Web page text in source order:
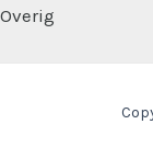
Overig